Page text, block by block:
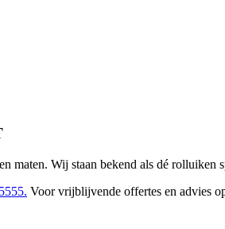
maten. Wij staan bekend als dé
Voor vrijblijvende offertes en advies